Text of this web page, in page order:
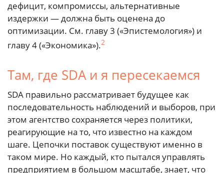
дефицит, компромиссы, альтернативные
издержки — должна быть оценена до
оптимизации. См. главу 3 («Эпистемология») и
главу 4 («Экономика»).2
Там, где SDA и я пересекаемся
SDA правильно рассматривает будущее как
последовательность наблюдений и выборов, при
этом агентство сохраняется через политики,
реагирующие на то, что известно на каждом
шаге. Цепочки поставок существуют именно в
таком мире. Но каждый, кто пытался управлять
предприятием в большом масштабе, знает, что